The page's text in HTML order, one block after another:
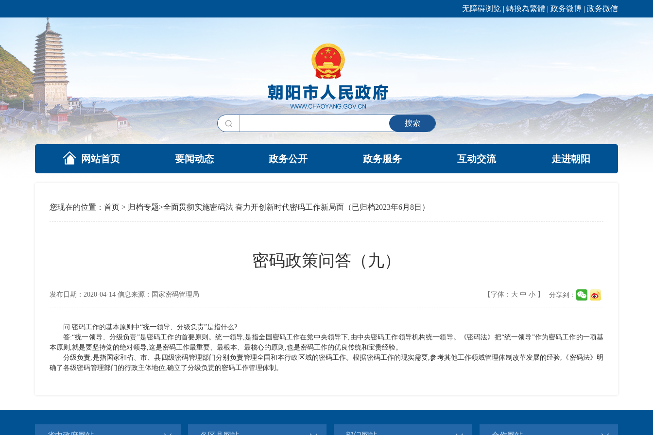
无障碍浏览 | 轉換為繁體 | 政务微博 | 政务微信
搜索
网站首页 要闻动态 政务公开 政务服务 互动交流 走进朝阳
您现在的位置： 首页 > 归档专题>全面贯彻实施密码法 奋力开创新时代密码工作新局面（已归档2023年6月8日）
密码政策问答（九）
发布日期：2020-04-14 信息来源：国家密码管理局 【字体： 大 中 小 】 分享到：
问:密码工作的基本原则中“统一领导、分级负责”是指什么?
答:“统一领导、分级负责”是密码工作的首要原则。统一领导,是指全国密码工作在党中央领导下,由中央密码工作领导机构统一领导。《密码法》把“统一领导”作为密码工作的一项基
本原则,就是要坚持党的绝对领导,这是密码工作最重要、最根本、最核心的原则,也是密码工作的优良传统和宝贵经验。
分级负责,是指国家和省、市、县四级密码管理部门分别负责管理全国和本行政区域的密码工作。根据密码工作的现实需要,参考其他工作领域管理体制改革发展的经验,《密码法》明
确了各级密码管理部门的行政主体地位,确立了分级负责的密码工作管理体制。